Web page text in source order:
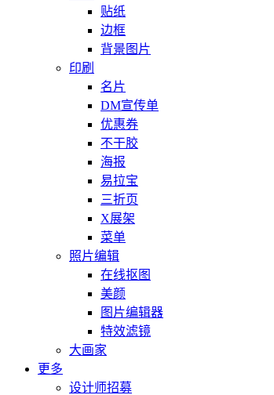
贴纸
边框
背景图片
印刷
名片
DM宣传单
优惠券
不干胶
海报
易拉宝
三折页
X展架
菜单
照片编辑
在线抠图
美颜
图片编辑器
特效滤镜
大画家
更多
设计师招募